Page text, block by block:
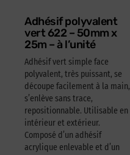
Adhésif polyvalent
vert 622 – 50mm x
25m – à l’unité
Adhésif vert simple face
polyvalent, très puissant, se
découpe facilement à la main,
s’enlève sans trace,
repositionnable. Utilisable en
intérieur et extérieur.
Composé d’un adhésif
acrylique enlevable et d’un